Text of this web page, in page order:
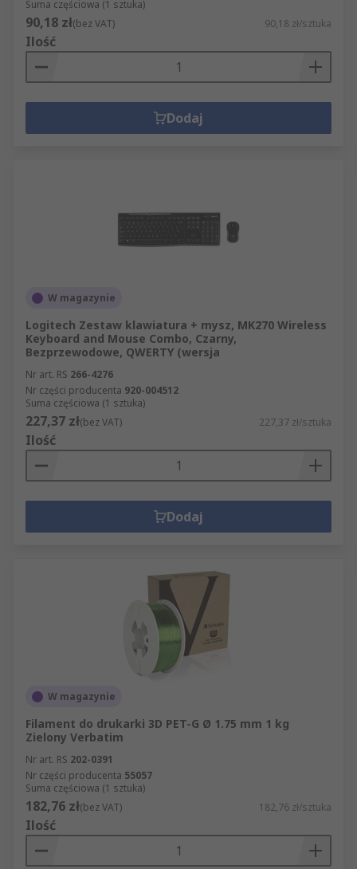
Suma częściowa (1 sztuka)
90,18 zł(bez VAT) 90,18 zł/sztuka
Ilość
Dodaj
W magazynie
Logitech Zestaw klawiatura + mysz, MK270 Wireless
Keyboard and Mouse Combo, Czarny,
Bezprzewodowe, QWERTY (wersja
Nr art. RS 266-4276
Nr części producenta 920-004512
Suma częściowa (1 sztuka)
227,37 zł(bez VAT) 227,37 zł/sztuka
Ilość
Dodaj
W magazynie
Filament do drukarki 3D PET-G Ø 1.75 mm 1 kg
Zielony Verbatim
Nr art. RS 202-0391
Nr części producenta 55057
Suma częściowa (1 sztuka)
182,76 zł(bez VAT) 182,76 zł/sztuka
Ilość